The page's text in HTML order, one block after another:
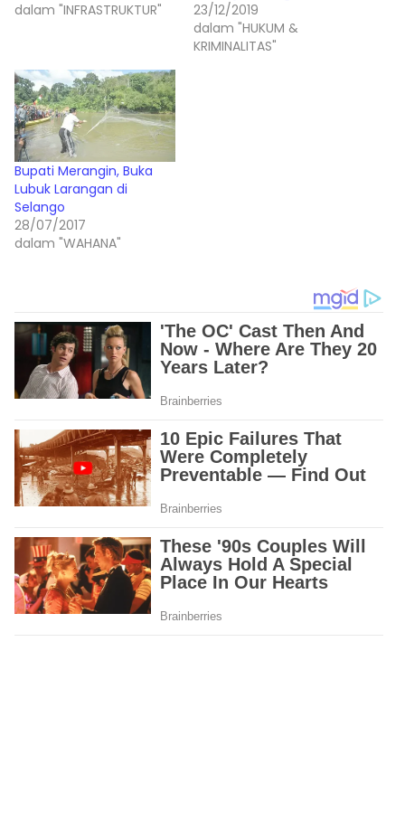
dalam "INFRASTRUKTUR"
23/12/2019
dalam "HUKUM &
KRIMINALITAS"
Bupati Merangin, Buka
Lubuk Larangan di
Selango
28/07/2017
dalam "WAHANA"